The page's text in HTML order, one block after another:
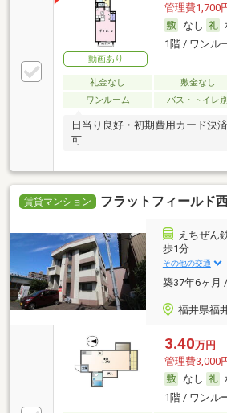
動画あり
管理費1,700
なし
1階 / ワンル
礼金なし 敷金なし
ワンルーム
バス・トイレ別
日当り良好・初期費用カード決
可
賃貸マンション フラットフィールド
えちぜん
歩1分
その他の交通
築37年6ヶ月
福井県福
3.40万円
管理費3,000
なし
1階 / ワンル